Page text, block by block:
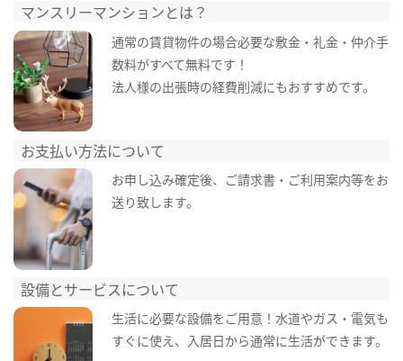
マンスリーマンションとは？
通常の賃貸物件の場合必要な敷金・礼金・仲介手
数料がすべて無料です！
法人様の出張時の経費削減にもおすすめです。
お支払い方法について
お申し込み確定後、ご請求書・ご利用案内等をお
送り致します。
設備とサービスについて
生活に必要な設備をご用意！水道やガス・電気も
すぐに使え、入居日から通常に生活ができます。